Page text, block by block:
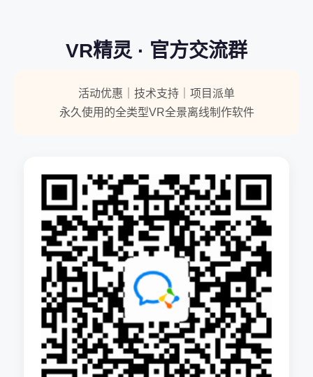
VR精灵 · 官方交流群
活动优惠｜技术支持｜项目派单
永久使用的全类型VR全景离线制作软件